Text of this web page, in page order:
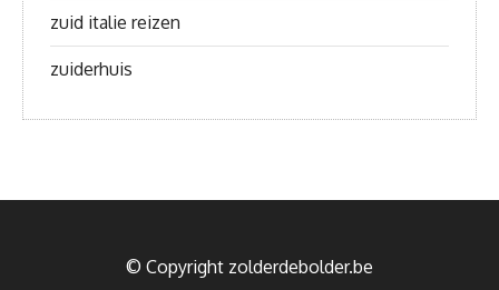
zuid italie reizen
zuiderhuis
© Copyright zolderdebolder.be